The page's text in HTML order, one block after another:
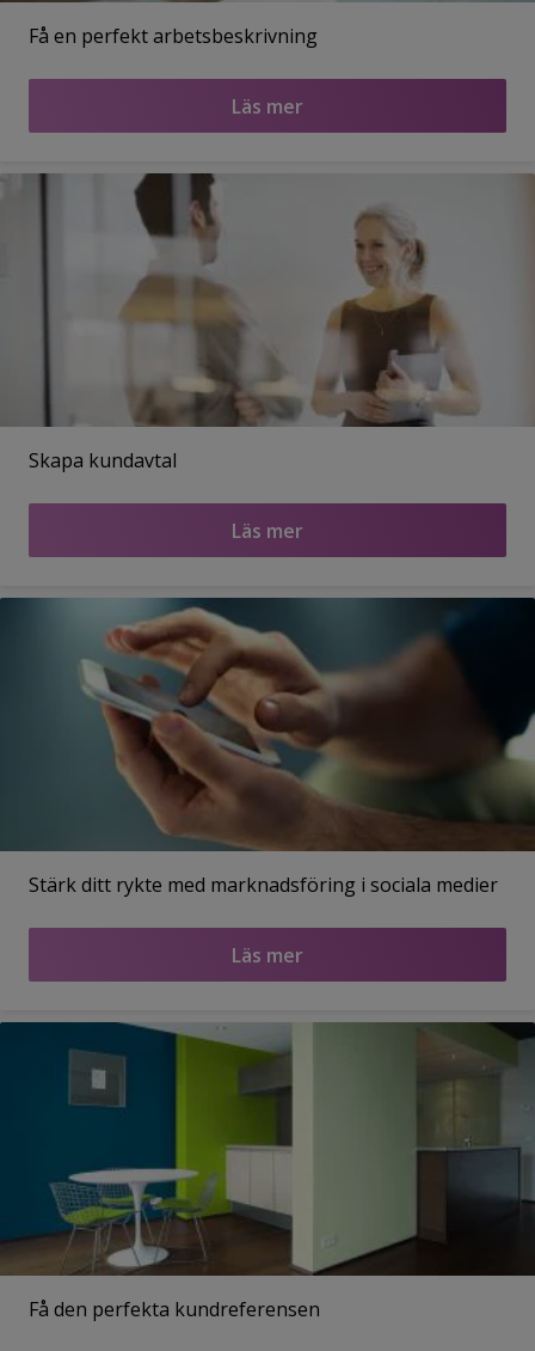
Få en perfekt arbetsbeskrivning
Läs mer
Skapa kundavtal
Läs mer
Stärk ditt rykte med marknadsföring i sociala medier
Läs mer
Få den perfekta kundreferensen